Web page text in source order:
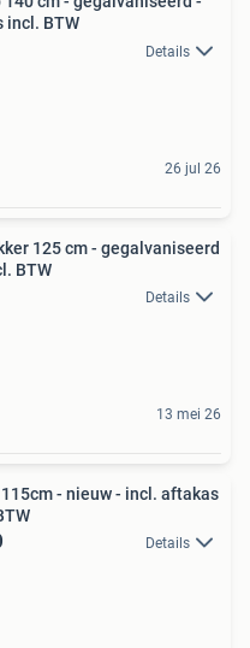
incl. BTW
Details
26 jul 26
125 cm - gegalvaniseerd
BTW
Details
13 mei 26
- nieuw - incl. aftakas
Details